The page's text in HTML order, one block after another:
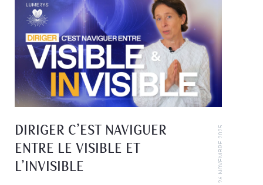
26 NOVEMBRE 2025
DIRIGER C’EST NAVIGUER
ENTRE LE VISIBLE ET
L’INVISIBLE